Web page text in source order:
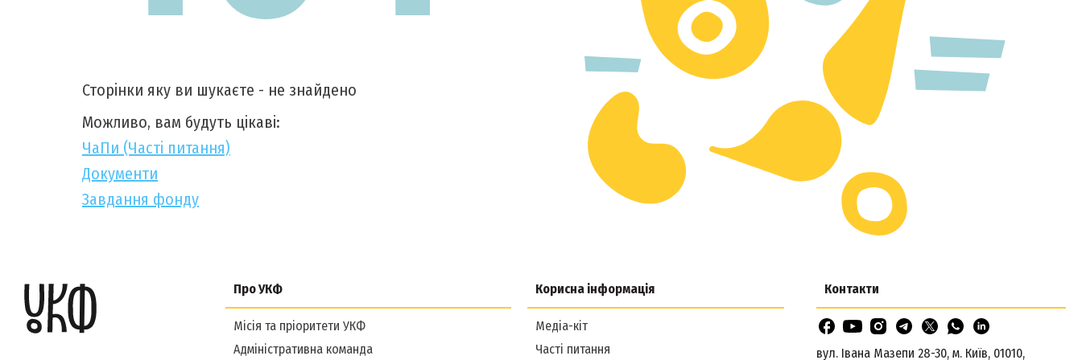
Сторінки яку ви шукаєте - не знайдено
Можливо, вам будуть цікаві:
ЧаПи (Часті питання)
Документи
Завдання фонду
Про УКФ
Місія та пріоритети УКФ
Адміністративна команда
Корисна інформація
Медіа-кіт
Часті питання
Контакти
вул. Івана Мазепи 28-30, м. Київ, 01010,